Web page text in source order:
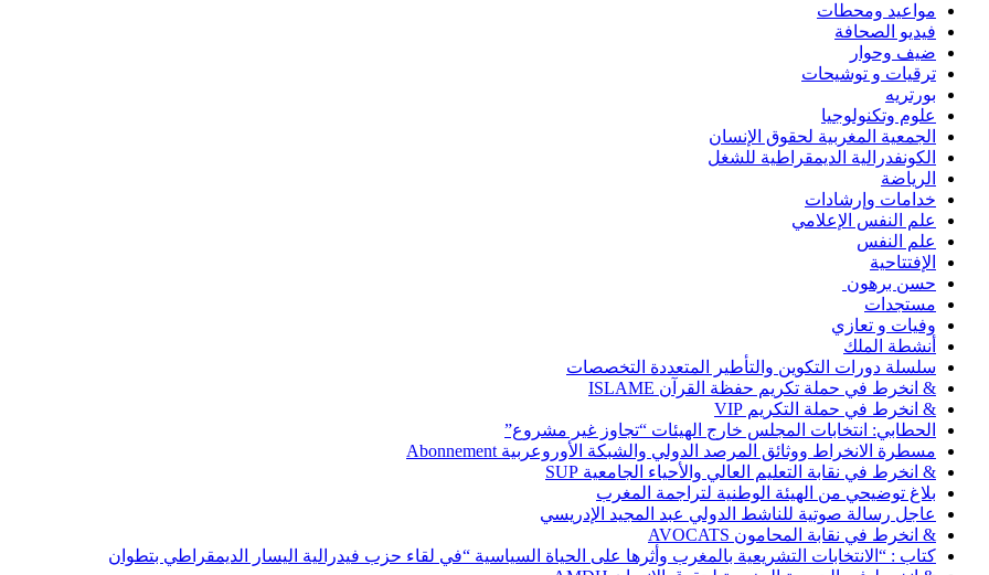
مواعيد ومحطات
فيديو الصحافة
ضيف وحوار
ترقيات و توشيحات
بورتريه
علوم وتكنولوجيا
الجمعية المغربية لحقوق الإنسان
الكونفدرالية الديمقراطية للشغل
الرياضة
خدامات وإرشادات
علم النفس الإعلامي
علم النفس
الإفتتاحية
حسن برهون
مستجدات
وفيات و تعازي
أنشطة الملك
سلسلة دورات التكوين والتأطير المتعددة التخصصات
& انخرط في حملة تكريم حفظة القرآن ISLAME
& انخرط في حملة التكريم VIP
الحطابي: انتخابات المجلس خارج الهيئات “تجاوز غير مشروع”
مسطرة الانخراط ووثائق المرصد الدولي والشبكة الأوروعربية Abonnement
& انخرط في نقابة التعليم العالي والأحياء الجامعية SUP
بلاغ توضيحي من الهيئة الوطنية لتراجمة المغرب
عاجل رسالة صوتية للناشط الدولي عبد المجيد الإدريسي
& انخرط في نقابة المحامون AVOCATS
كتاب : “الانتخابات التشريعية بالمغرب وأثرها على الحياة السياسية “في لقاء حزب فيدرالية اليسار الديمقراطي بتطوان